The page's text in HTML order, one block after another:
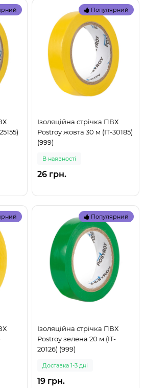
Популярний
Ізоляційна стрічка ПВХ
Postroy жовта 30 м (IT-30185)
(999)
В наявностi
26 грн.
Популярний
Ізоляційна стрічка ПВХ
Postroy зелена 20 м (IT-
20126) (999)
Доставка 1-3 дні
19 грн.